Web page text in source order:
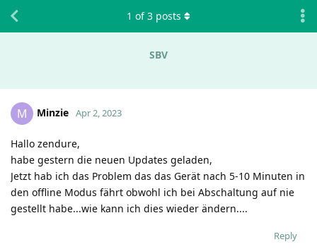
SBV
1 of3 posts
M Minzie Apr 2, 2023
Hallo zendure,
habe gestern die neuen Updates geladen,
Jetzt hab ich das Problem das das Gerät nach 5-10 Minuten in
den offline Modus fährt obwohl ich bei Abschaltung auf nie
gestellt habe...wie kann ich dies wieder ändern....
Reply